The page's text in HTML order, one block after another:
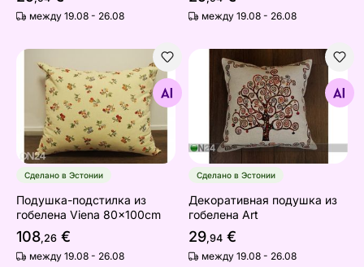
между 19.08 - 26.08 между 19.08 - 26.08
Подушка-подстилка из гобелена Viena 80x100cm
Найдите похожие
Сделано в Эстонии
Подушка-подстилка из
гобелена Viena 80x100cm
108,26 €
между 19.08 - 26.08
Декоративная подушка из
Найдите похожие
Сделано в Эстонии
Декоративная подушка из
гобелена Art
29,94 €
между 19.08 - 26.08